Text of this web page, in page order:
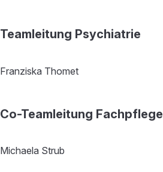
Teamleitung Psychiatrie
Franziska Thomet
Co-Teamleitung Fachpflege
Michaela Strub